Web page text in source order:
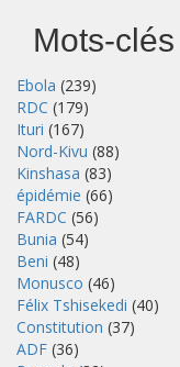
Mots-
Ebola (239)
RDC (179)
Ituri (167)
Nord-Kivu (88)
Kinshasa (83)
épidémie (66)
FARDC (56)
Bunia (54)
Beni (48)
Monusco (46)
Félix Tshisekedi (40)
Constitution (37)
ADF (36)